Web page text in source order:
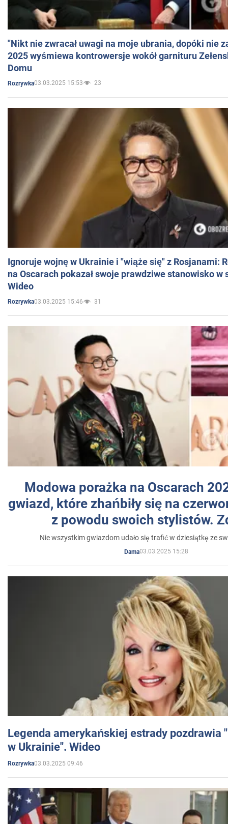
"Nikt nie zwracał uwagi na moje ubrania, dopóki nie
2025 wyśmiewa kontrowersje wokół garnituru
Domu
Rozrywka03.03.2025 15:53 23
Ignoruje wojnę w Ukrainie i "wiąże się" z Rosjanami:
na Oscarach pokazał swoje prawdziwe stanowisko w
Wideo
Rozrywka03.03.2025 15:46 31
Modowa porażka na Oscarach
gwiazd, które zhańbiły się na
z powodu swoich stylistów.
Nie wszystkim gwiazdom udało się trafić w dziesiątkę ze
Dama03.03.2025 15:28
Legenda amerykańskiej estrady pozdrawia
w Ukrainie". Wideo
Rozrywka03.03.2025 09:46